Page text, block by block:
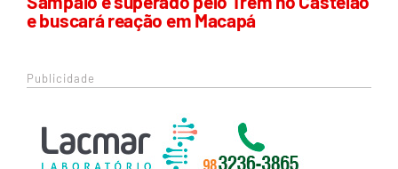
e buscará reação em Macapá
Publicidade